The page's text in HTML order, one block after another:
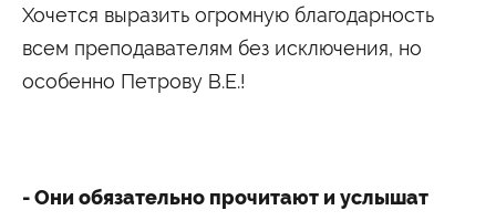
Хочется выразить огромную благодарность
всем преподавателям без исключения, но
особенно Петрову В.Е.!
- Они обязательно прочитают и услышат